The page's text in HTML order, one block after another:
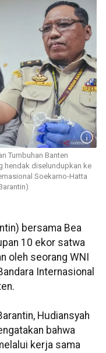
Tumbuhan Banten
hendak diselundupkan ke
Soekarno-Hatta
bersama Bea
10 ekor satwa
oleh seorang WNI
Internasional
Hudiansyah
bahwa
kerja sama